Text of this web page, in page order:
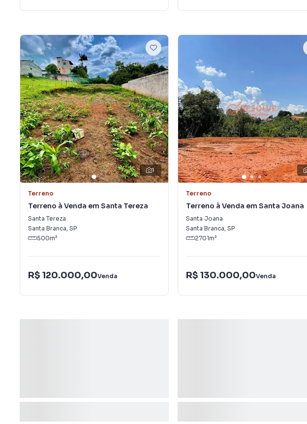
1
Terreno
Terreno à Venda em Santa Tereza
Santa Tereza
Santa Branca, SP
500m²
R$ 120.000,00Venda
Terreno
Terreno à Venda em Santa Joana
Santa Joana
Santa Branca, SP
2701m²
R$ 130.000,00Venda